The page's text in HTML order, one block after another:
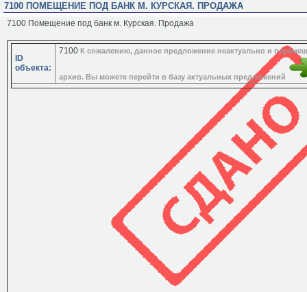
7100 ПОМЕЩЕНИЕ ПОД БАНК М. КУРСКАЯ. ПРОДАЖА
7100 Помещение под банк м. Курская. Продажа
ID
объекта:
7100 К сожалению, данное предложение неактуально и
архив. Вы можете перейти в базу актуальных предложений